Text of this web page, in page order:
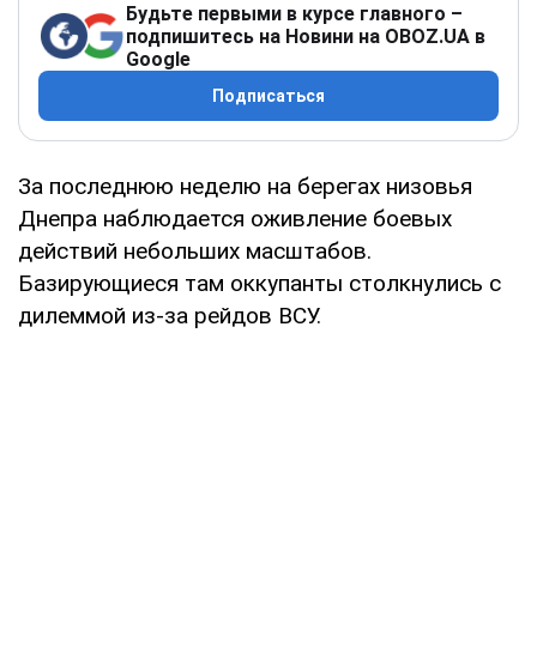
Будьте первыми в курсе главного –
подпишитесь на Новини на OBOZ.UA в
Google
Подписаться
За последнюю неделю на берегах низовья
Днепра наблюдается оживление боевых
действий небольших масштабов.
Базирующиеся там оккупанты столкнулись с
дилеммой из-за рейдов ВСУ.